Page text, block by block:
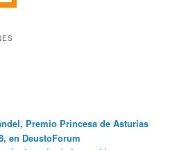
Premio Princesa de Asturias
en DeustoForum